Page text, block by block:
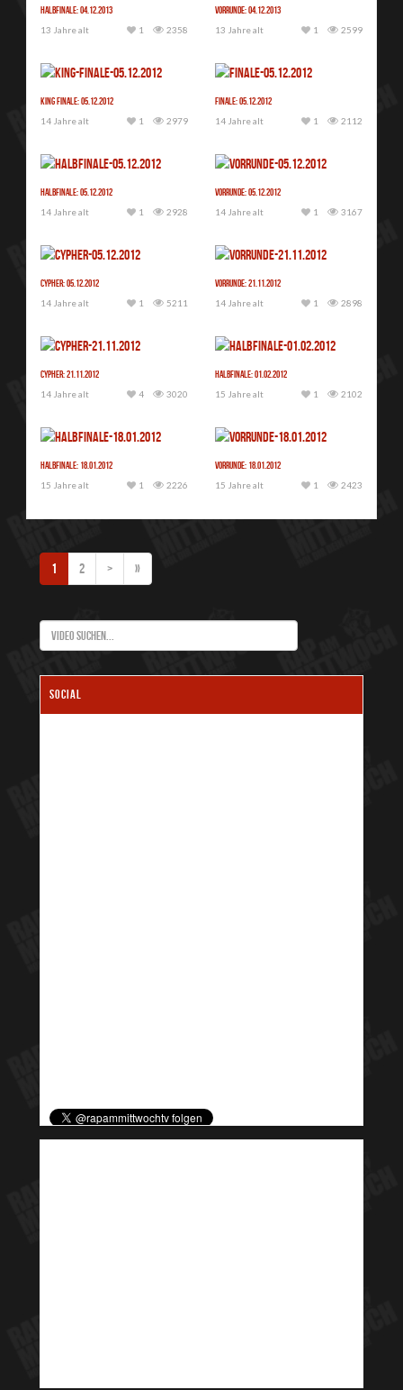
Halbfinale: 04.12.2013
13 Jahre alt
2358
1
Vorrunde: 04.12.2013
13 Jahre alt
2599
1
King Finale: 05.12.2012
14 Jahre alt
2979
1
Finale: 05.12.2012
14 Jahre alt
2112
1
Halbfinale: 05.12.2012
14 Jahre alt
2928
1
Vorrunde: 05.12.2012
14 Jahre alt
3167
1
Cypher: 05.12.2012
14 Jahre alt
5211
1
Vorrunde: 21.11.2012
14 Jahre alt
2898
1
Cypher: 21.11.2012
14 Jahre alt
3020
4
Halbfinale: 01.02.2012
15 Jahre alt
2102
1
Halbfinale: 18.01.2012
15 Jahre alt
2226
1
Vorrunde: 18.01.2012
15 Jahre alt
2423
1
1 2 > »
SOCIAL